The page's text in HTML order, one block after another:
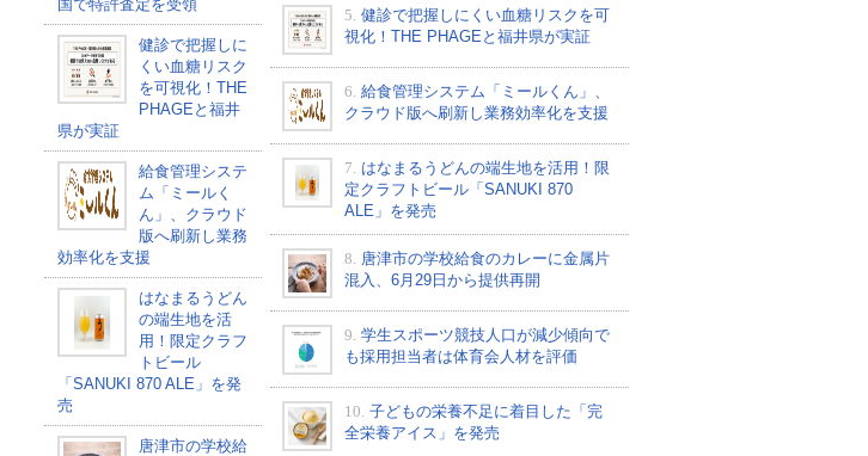
国で特許査定を受領
健診で把握しに
くい血糖リスク
を可視化！THE
PHAGEと福井
県が実証
給食管理システ
ム「ミールく
ん」、クラウド
版へ刷新し業務
効率化を支援
はなまるうどん
の端生地を活
用！限定クラフ
トビール
「SANUKI 870 ALE」を発
売
唐津市の学校給
5. 健診で把握しにくい血糖リスクを可
視化！THE PHAGEと福井県が実証
6. 給食管理システム「ミールくん」、
クラウド版へ刷新し業務効率化を支援
7. はなまるうどんの端生地を活用！限
定クラフトビール「SANUKI 870
ALE」を発売
8. 唐津市の学校給食のカレーに金属片
混入、6月29日から提供再開
9. 学生スポーツ競技人口が減少傾向で
も採用担当者は体育会人材を評価
10. 子どもの栄養不足に着目した「完
全栄養アイス」を発売